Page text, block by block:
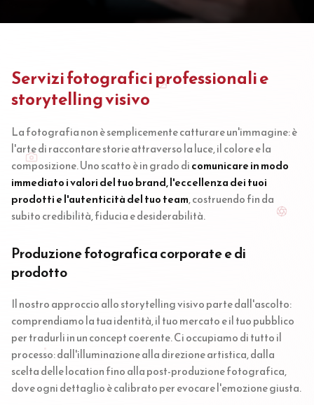
Servizi fotografici professionali e
storytelling visivo
La fotografia non è semplicemente catturare un'immagine: è
l'arte di raccontare storie attraverso la luce, il colore e la
composizione. Uno scatto è in grado dicomunicare in modo
immediato i valori del tuo brand, l'eccellenza dei tuoi
prodotti e l'autenticità del tuo team, costruendo fin da
subito credibilità, fiducia e desiderabilità.
Produzione fotografica corporate e di
prodotto
Il nostro approccio allo storytelling visivo parte dall'ascolto:
comprendiamo la tua identità, il tuo mercato e il tuo pubblico
per tradurli in un concept coerente. Ci occupiamo di tutto il
processo: dall'illuminazione alla direzione artistica, dalla
scelta delle location fino alla post-produzione fotografica,
dove ogni dettaglio è calibrato per evocare l'emozione giusta.